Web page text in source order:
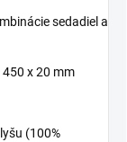
sedadiel a
x 20 mm
(100%